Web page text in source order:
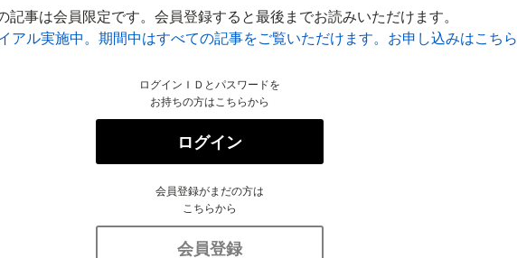
記事は会員限定です。会員登録すると最後までお読みいただけます。
アル実施中。期間中はすべての記事をご覧いただけます。お申し込みはこちら
ログインＩＤとパスワードを
お持ちの方はこちらから
ログイン
会員登録がまだの方は
こちらから
会員登録